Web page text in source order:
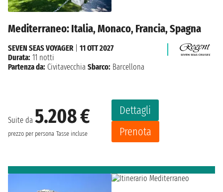
Mediterraneo: Italia, Monaco, Francia, Spagna
Suite da 5.208 €
prezzo per persona Tasse incluse
Dettagli
Prenota
SEVEN SEAS VOYAGER| 11 OTT 2027
Durata: 11 notti
Partenza da: Civitavecchia Sbarco: Barcellona